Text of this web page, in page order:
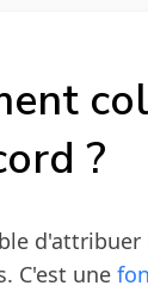
?
d'attribuer
C'est une